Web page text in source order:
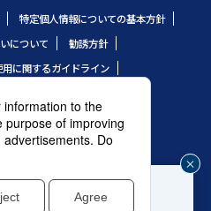
生時はこちら
センター ®
特定個人情報についての基本方針
について
勧誘方針
に関するガイドライン